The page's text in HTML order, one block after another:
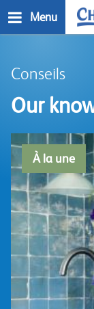
to
Menu
Conseils
Our
À la une